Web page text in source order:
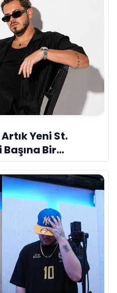
Yeni St.
Bir